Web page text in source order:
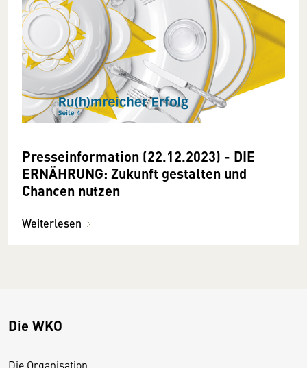
Presseinformation (22.12.2023) - DIE
ERNÄHRUNG: Zukunft gestalten und
Chancen nutzen
Weiterlesen
Die WKO
Die Organisation